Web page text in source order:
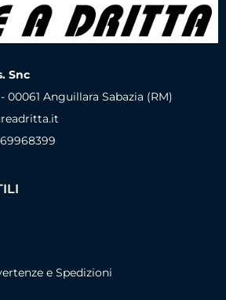
Snc
00061 Anguillara Sabazia (RM)
e Spedizioni